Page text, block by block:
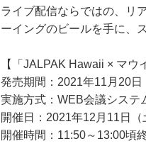
ライブ配信ならではの、リ
ーイングのビールを手に、
【「JALPAK Hawaii × マウ
発売期間：2021年11月20
実施方式：WEB会議システ
開催日：2021年12月11日（
開催時間：11:50～13:00頃